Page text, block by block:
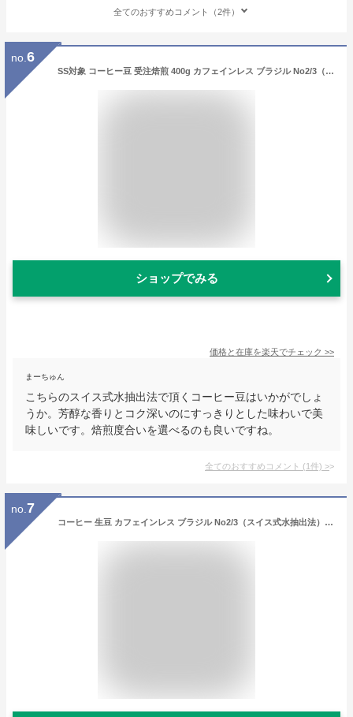
全てのおすすめコメント（2件）
no. 6
SS対象 コーヒー豆 受注焙煎 400g カフェインレス ブラジル No2/3（スイス式水抽出法） デカフェ 選べる焙煎度合い 送料無料 大山珈琲 珈琲 珈琲豆 コーヒー コーヒー豆 スペシャルティコーヒー プレミアムコーヒー 粉 お試し コーヒー粉
ショップでみる
価格と在庫を楽天でチェック >>
まーちゅん
こちらのスイス式水抽出法で頂くコーヒー豆はいかがでしょ
うか。芳醇な香りとコク深いのにすっきりとした味わいで美
味しいです。焙煎度合いを選べるのも良いですね。
全てのおすすめコメント (1件) >
no. 7
コーヒー 生豆 カフェインレス ブラジル No2/3（スイス式水抽出法）デカフェ 珈琲 スペシャルティ 送料無料【DRIP TRIP】1kg 2kg 5kg 10kg